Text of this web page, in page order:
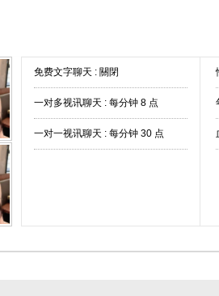
免费文字聊天 : 關閉
一对多视讯聊天 : 每分钟 8 点
一对一视讯聊天 : 每分钟 30 点